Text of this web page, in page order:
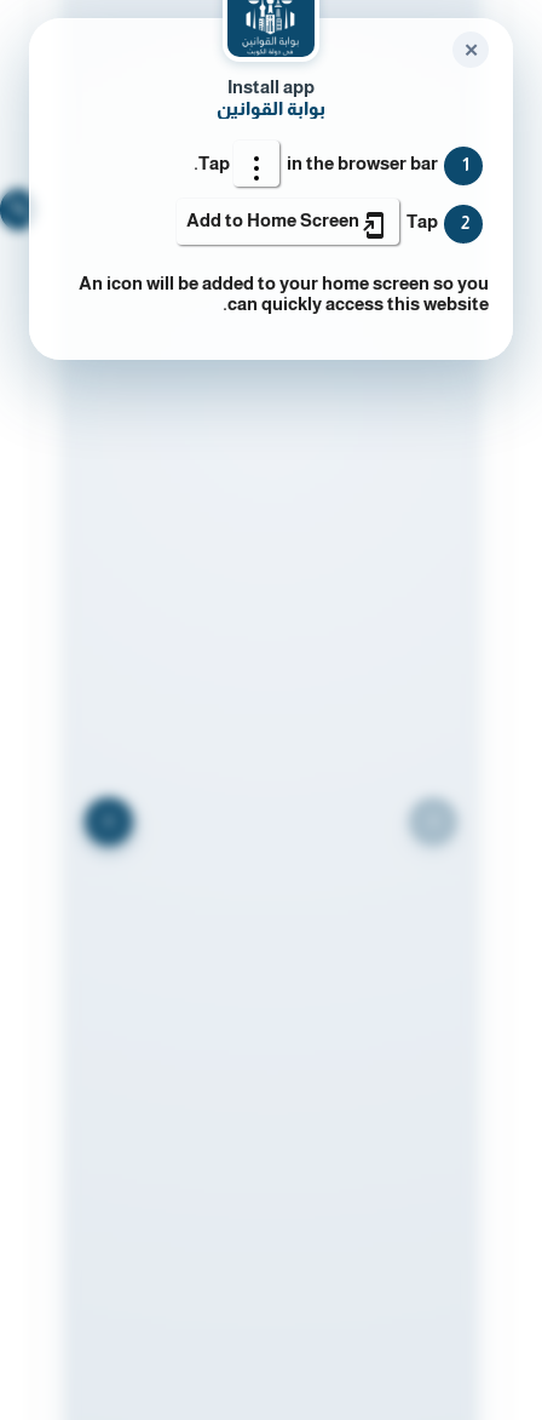
Install app
بوابة القوانين
1
Tap in the browser bar.
2
Tap
Add to Home Screen
An icon will be added to your home screen so you
can quickly access this website.
✕